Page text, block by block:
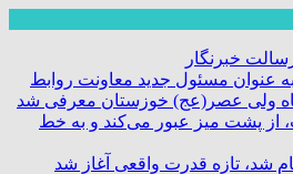
خبرنگار
عنوان مسئول جدید معاونت روابط
ولی عصر(عج) خوزستان معرفی شد
از پشت میز عبور می‌کند و به خط
شد، تازه قدرت واقعی آغاز شد